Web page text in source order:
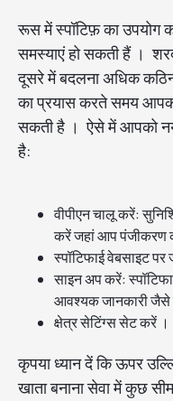
रूस में स्पॉटिफ़ का उपयोग
समस्याएं हो सकती हैं ।
दूसरे में बदलना अधिक
का प्रयास करते समय
सकती है । ऐसे में आपको
है:
वीपीएन चालू करें:
करें जहां आप पंजीकरण
स्पॉटिफाई वेबसाइट पर
साइन अप करें:
आवश्यक जानकारी जैसे
क्षेत्र सेटिंग्स सेट करें ।
कृपया ध्यान दें कि ऊपर
खाता बनाना सेवा में कुछ